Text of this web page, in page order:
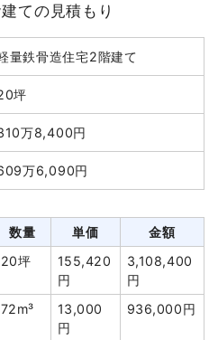
124万円
181万5,000円
数量 単価
金額
坪
31,000
990円
222,750円
式
65,000円
129,500円
7,250円
1,650,000
ての見積もり
量鉄骨造住宅2階建て
坪
万8,400円
万6,090円
数量 単価
金額
20坪
155,420
円
3,108,400
円
72m³
13,000
円
936,000円